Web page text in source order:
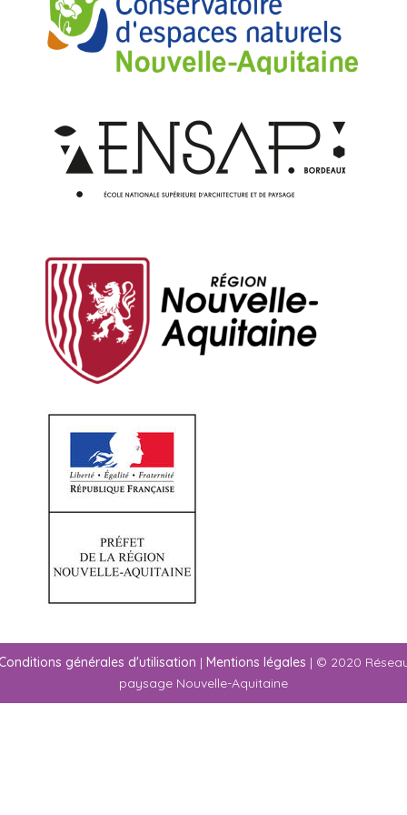
générales d'utilisation | Mentions légales | © 2020
paysage Nouvelle-Aquitaine